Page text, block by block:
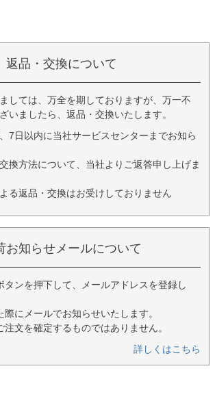
返品・交換について
しては、万全を期しておりますが、万一不
いましたら、返品・交換いたします。
7日以内に当社サービスセンターまでお知ら
換方法について、当社よりご返答申し上げま
る返品・交換はお受けしておりません
お知らせメールについて
タンを押下して、メールアドレスを登録し
にメールでお知らせいたします。
注文を確定するものではありません。
詳しくはこちら